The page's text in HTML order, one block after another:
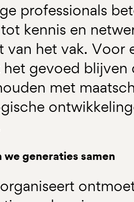
professionals
kennis en
van het vak. Voor
het gevoed
met
generaties samen